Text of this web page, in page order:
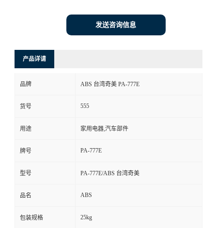
发送咨询信息
产品详请
品牌 ABS 台湾奇美 PA-777E
货号 555
用途 家用电器,汽车部件
牌号 PA-777E
型号 PA-777E/ABS 台湾奇美
品名 ABS
包装规格 25kg